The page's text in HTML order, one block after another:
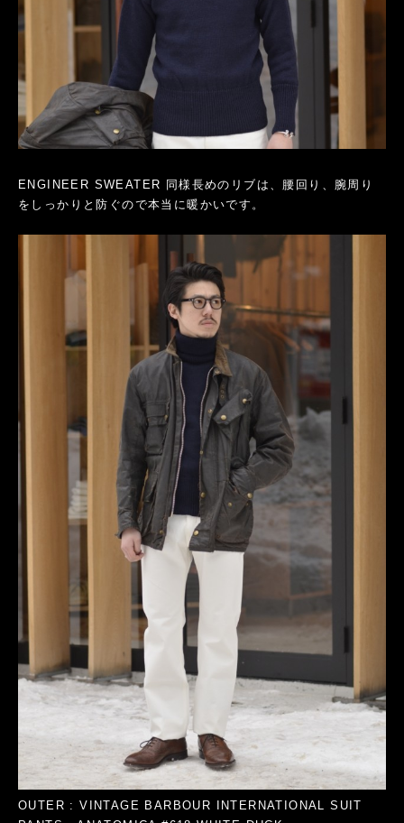
ENGINEER SWEATER 同様長めのリブは、腰回り、腕周り
をしっかりと防ぐので本当に暖かいです。
OUTER : VINTAGE BARBOUR INTERNATIONAL SUIT